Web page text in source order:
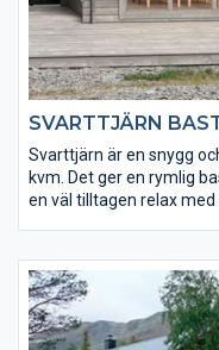
SVARTTJÄRN
Svarttjärn är en snygg
kvm. Det ger en rymlig
en väl tilltagen relax